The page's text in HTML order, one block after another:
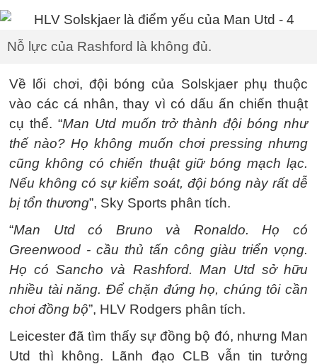
Nỗ lực của Rashford là không đủ.
Về lối chơi, đội bóng của Solskjaer phụ thuộc
vào các cá nhân, thay vì có dấu ấn chiến thuật
cụ thể. “Man Utd muốn trở thành đội bóng như
thế nào? Họ không muốn chơi pressing nhưng
cũng không có chiến thuật giữ bóng mạch lạc.
Nếu không có sự kiểm soát, đội bóng này rất dễ
bị tổn thương”, Sky Sports phân tích.
“Man Utd có Bruno và Ronaldo. Họ có
Greenwood - cầu thủ tấn công giàu triển vọng.
Họ có Sancho và Rashford. Man Utd sở hữu
nhiều tài năng. Để chặn đứng họ, chúng tôi cần
chơi đồng bộ”, HLV Rodgers phân tích.
Leicester đã tìm thấy sự đồng bộ đó, nhưng Man
Utd thì không. Lãnh đạo CLB vẫn tin tưởng